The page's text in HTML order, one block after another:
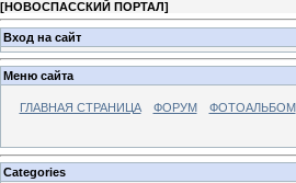
[НОВОСПАССКИЙ ПОРТАЛ]
Вход на сайт
Меню сайта
ГЛАВНАЯ СТРАНИЦА ФОРУМ ФОТОАЛЬБОМ
Categories